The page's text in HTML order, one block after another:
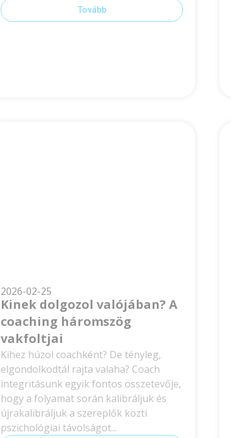
Tovább
2026-02-25
Kinek dolgozol valójában? A
coaching háromszög
vakfoltjai
Kihez húzol coachként? De tényleg,
elgondolkodtál rajta valaha? Coach
integritásunk egyik fontos összetevője,
hogy a folyamat során kalibráljuk és
újrakalibráljuk a szereplők közti
pszichológiai távolságot...